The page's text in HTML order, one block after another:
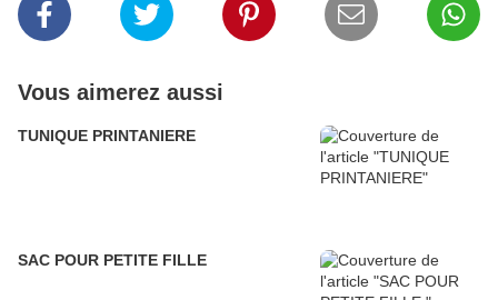
Vous aimerez aussi
TUNIQUE PRINTANIERE
SAC POUR PETITE FILLE